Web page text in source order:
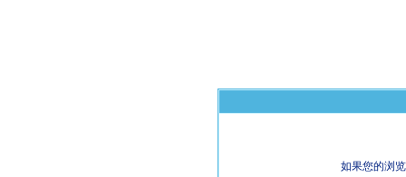
如果您的浏